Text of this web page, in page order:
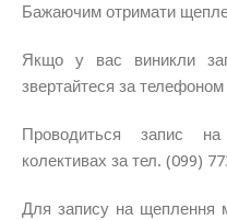
Бажаючим отримати
Якщо у вас виникли
звертайтеся за
Проводиться запис
колективах за тел. (099)
Для запису на щеплення